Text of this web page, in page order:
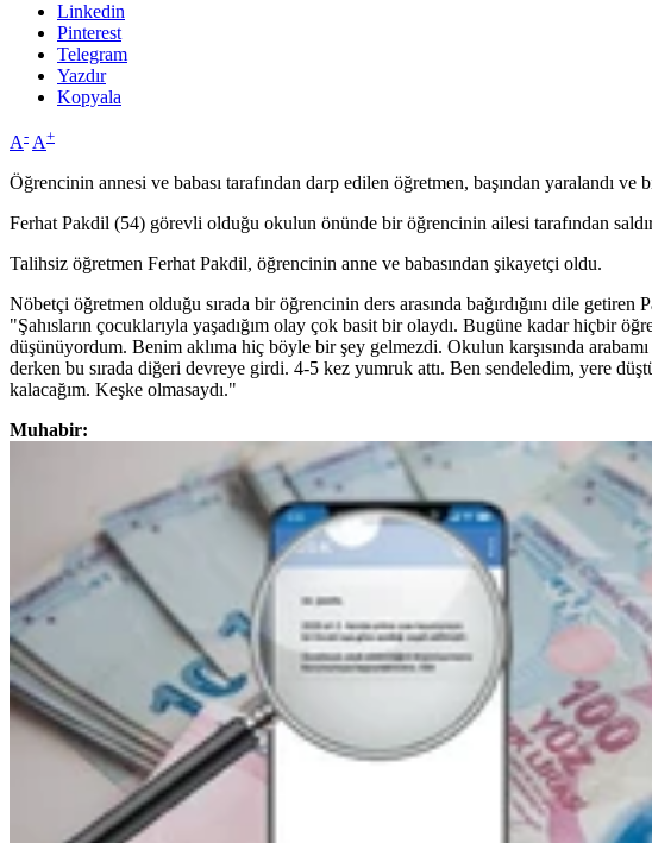
Linkedin
Pinterest
Telegram
Yazdır
Kopyala
A- A+
Öğrencinin annesi ve babası tarafından darp edilen öğretmen, başından yaralandı ve
Ferhat Pakdil (54) görevli olduğu okulun önünde bir öğrencinin ailesi tarafından
Talihsiz öğretmen Ferhat Pakdil, öğrencinin anne ve babasından şikayetçi oldu.
Nöbetçi öğretmen olduğu sırada bir öğrencinin ders arasında bağırdığını dile getiren
"Şahısların çocuklarıyla yaşadığım olay çok basit bir olaydı. Bugüne kadar hiçbir
düşünüyordum. Benim aklıma hiç böyle bir şey gelmezdi. Okulun karşısında
derken bu sırada diğeri devreye girdi. 4-5 kez yumruk attı. Ben sendeledim, yere
kalacağım. Keşke olmasaydı."
Muhabir: